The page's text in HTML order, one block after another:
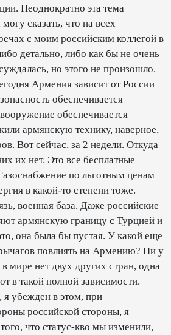
Неоднократно эта тема
сказать, что на всех
с моим российским коллегой в
детально, либо как бы не очень
но этого не произошло.
Армения зависит от России
обеспечивается
обеспечивается
армянскую технику, наверное,
Вот сейчас, за 2 недели. Откуда
их нет. Это все бесплатные
по льготным ценам
в какой-то степени тоже.
военная база. Даже российские
армянскую границу с Турцией и
она была бы пустая. У какой еще
повлиять на Армению? Ни у
мире нет двух других стран, одна
в такой полной зависимости.
я убежден в этом, при
российской стороны, я
что статус-кво мы изменили,